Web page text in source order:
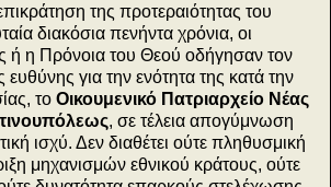
της προτεραιότητας του
διακόσια πενήντα χρόνια, οι
ή η Πρόνοια του Θεού οδήγησαν τον
για την ενότητα της κατά την
το Οικουμενικό Πατριαρχείο Νέας
, σε τέλεια απογύμνωση
ισχύ. Δεν διαθέτει ούτε πληθυσμική
μηχανισμών εθνικού κράτους, ούτε